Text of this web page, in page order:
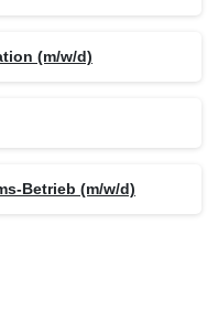
(m/w/d)
Betrieb (m/w/d)